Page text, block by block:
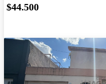
$44.500